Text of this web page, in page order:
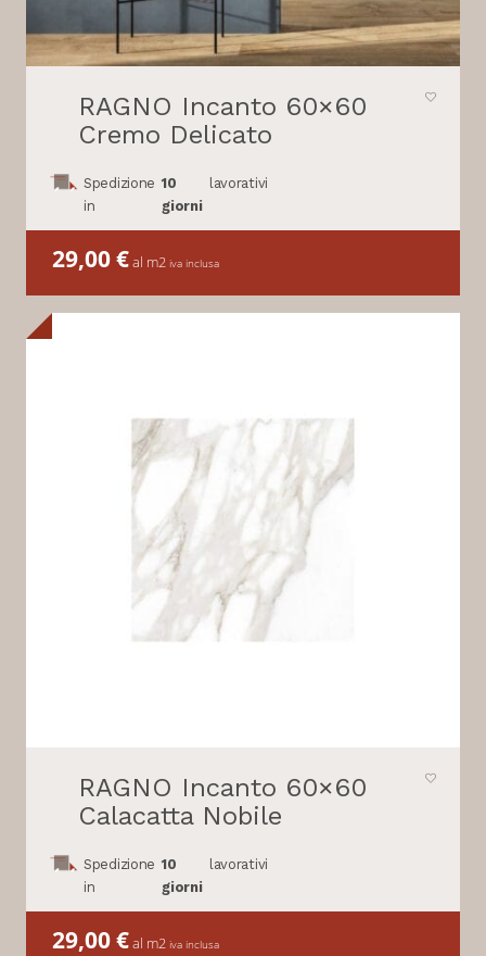
RAGNO Incanto 60×60
Cremo Delicato
Spedizione
in
10
giorni
lavorativi
29,00€al m2 iva inclusa
RAGNO Incanto 60×60
Calacatta Nobile
Spedizione
in
10
giorni
lavorativi
29,00€al m2 iva inclusa